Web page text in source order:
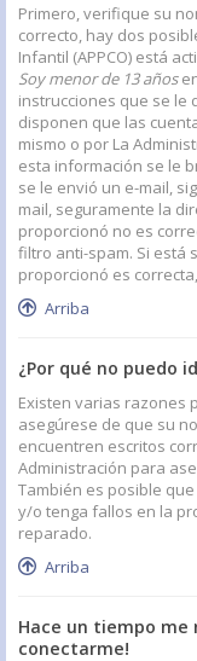
Primero, verifique su
correcto, hay dos
Infantil (APPCO) está
Soy menor de 13 años
instrucciones que se le
disponen que las
mismo o por La
esta información se le
se le envió un e-mail,
mail, seguramente la
proporcionó no es
filtro anti-spam. Si está
proporcionó es
Arriba
¿Por qué no puedo
Existen varias razones
asegúrese de que su
encuentren escritos
Administración para
También es posible
y/o tenga fallos en la
reparado.
Arriba
Hace un tiempo me
conectarme!